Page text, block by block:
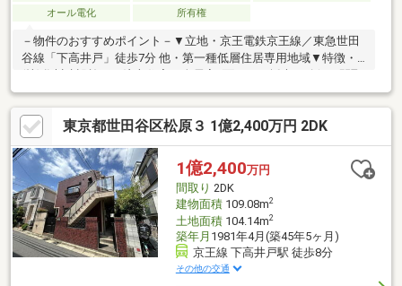
オール電化
所有権
－物件のおすすめポイント－▼立地・京王電鉄京王線／東急世田
谷線「下高井戸」徒歩7分 他・第一種低層住居専用地域▼特徴・
り ２DK+S×２・建物面積９７平米越えのゆとりある住空間・収
納・窓付のサービススペースが2ヶ所有、多目的に利用可能・1・
2階にトイレを設置・カースペース1台分有(車種による)■担当者よ
りサービススペース2室は5帖以上あり、４LDKのような使い方が
できます。書斎・子ども部屋・趣味部屋・在宅ワークスペースな
ど、ご家族のライフスタイルに合わせて柔軟にお使いいただけま
す。
東京都世田谷区松原３ 1億2,400万円 2DK
1億2,400万円
間取り 2DK
建物面積109.08m2
土地面積104.14m2
築年月 1981年4月(築45年5ヶ月)
京王線 下高井戸駅 徒歩8分
その他の交通